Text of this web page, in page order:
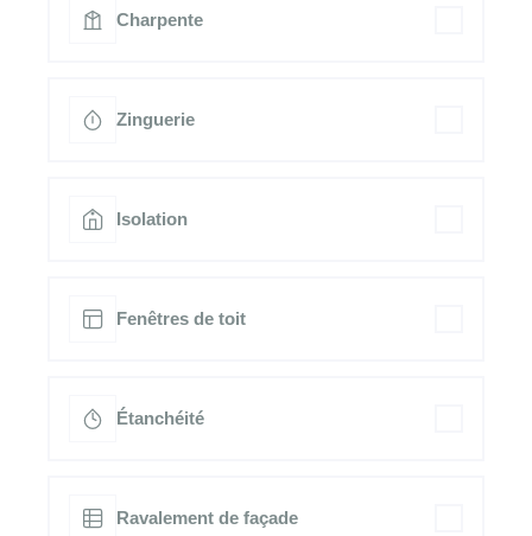
Charpente
Zinguerie
Isolation
Fenêtres de toit
Étanchéité
Ravalement de façade